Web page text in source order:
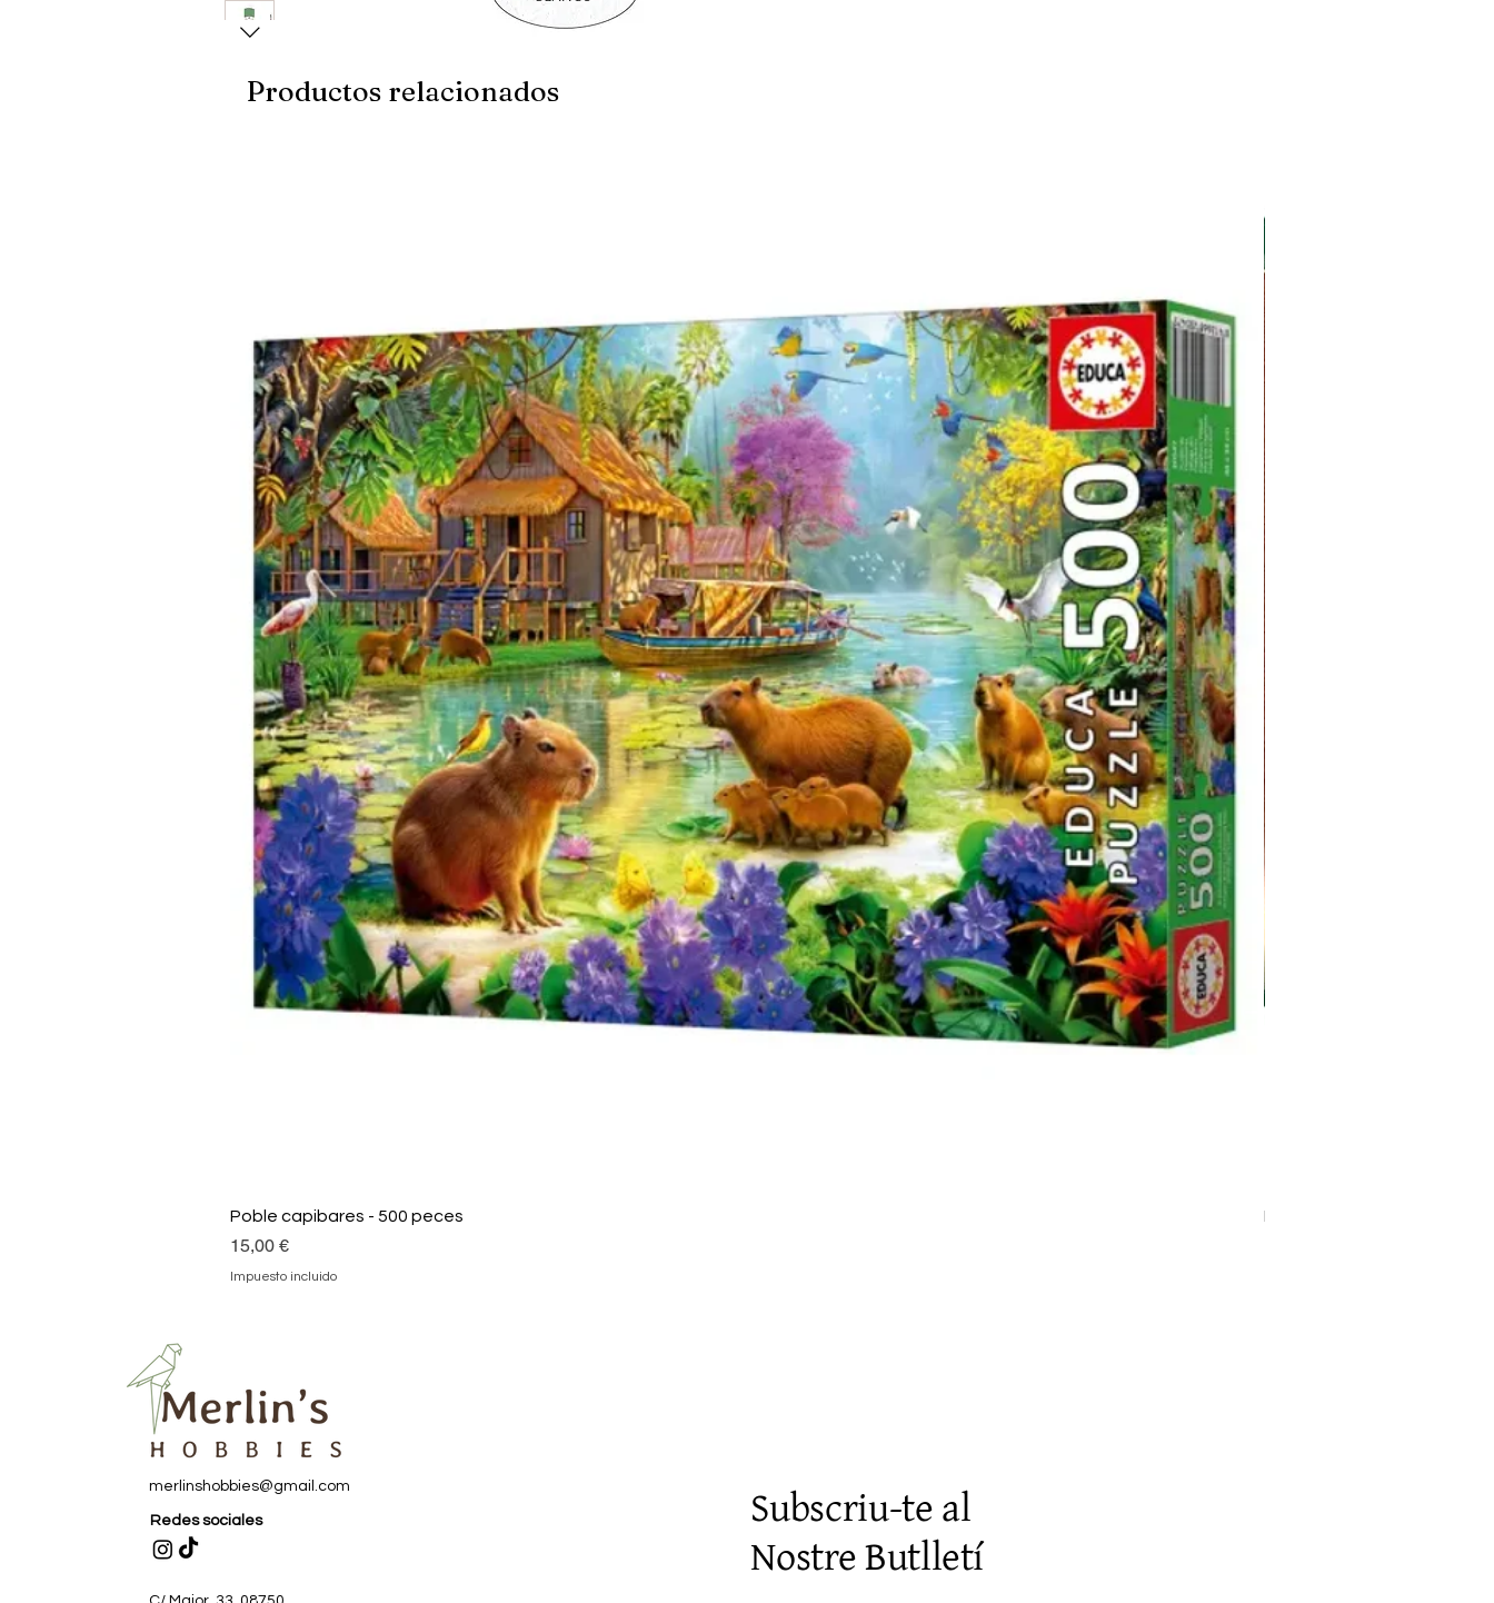
Productos relacionados
Poble capibares - 500 peces
Precio
15,00 €
Impuesto incluido
Puzle Klimt 1000 peces
merlinshobbies@gmail.com
Redes sociales
Subscriu-te al
Nostre Butlletí